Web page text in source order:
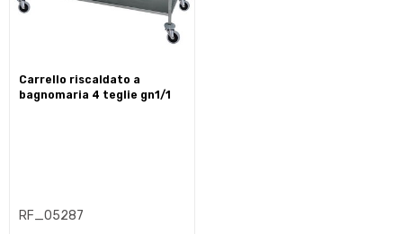
carrello riscaldato a
bagnomaria 4 teglie gn1/1
RF_05287